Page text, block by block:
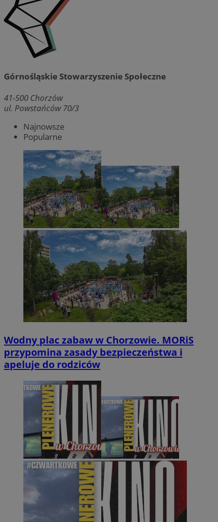
Górnośląskie Stowarzyszenie Społeczne
41-500 Chorzów
ul. Powstańców 70/3
Najnowsze
Popularne
Wodny plac zabaw w Chorzowie. MORiS
przypomina zasady bezpieczeństwa i
apeluje do rodziców